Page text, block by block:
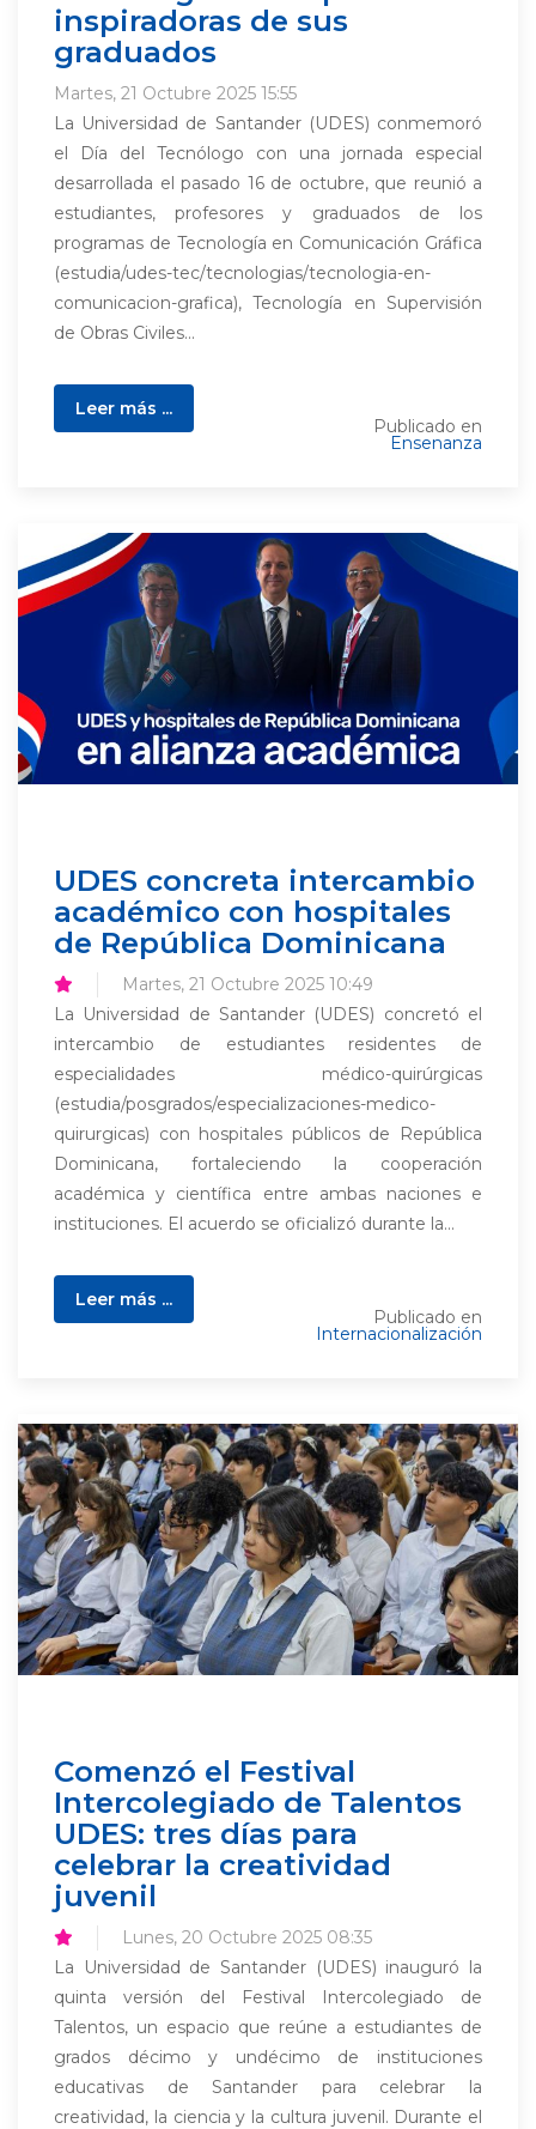
inspiradoras de sus
graduados
Martes, 21 Octubre 2025 15:55
La Universidad de Santander (UDES) conmemoró
el Día del Tecnólogo con una jornada especial
desarrollada el pasado 16 de octubre, que reunió a
estudiantes, profesores y graduados de los
programas de Tecnología en Comunicación Gráfica
(estudia/udes-tec/tecnologias/tecnologia-en-
comunicacion-grafica), Tecnología en Supervisión
de Obras Civiles...
Leer más ...
Publicado en
Ensenanza
UDES concreta intercambio
académico con hospitales
de República Dominicana
Martes, 21 Octubre 2025 10:49
La Universidad de Santander (UDES) concretó el
intercambio de estudiantes residentes de
especialidades médico-quirúrgicas
(estudia/posgrados/especializaciones-medico-
quirurgicas) con hospitales públicos de República
Dominicana, fortaleciendo la cooperación
académica y científica entre ambas naciones e
instituciones. El acuerdo se oficializó durante la...
Leer más ...
Publicado en
Internacionalización
Comenzó el Festival
Intercolegiado de Talentos
UDES: tres días para
celebrar la creatividad
juvenil
Lunes, 20 Octubre 2025 08:35
La Universidad de Santander (UDES) inauguró la
quinta versión del Festival Intercolegiado de
Talentos, un espacio que reúne a estudiantes de
grados décimo y undécimo de instituciones
educativas de Santander para celebrar la
creatividad, la ciencia y la cultura juvenil. Durante el